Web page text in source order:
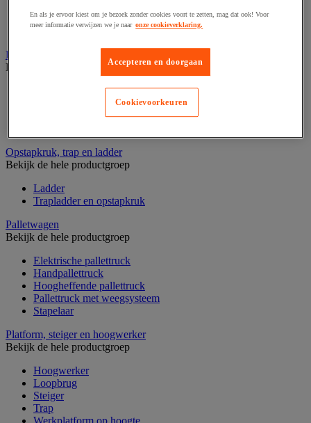
Koppeling en verluchtingskoker
Rook afzuigkap
Laboratoriummeubilair
Bekijk de hele productgroep
Accessoires voor laboratoria
Laboratoriumladekast
Opstapkruk, trap en ladder
Bekijk de hele productgroep
Ladder
Trapladder en opstapkruk
Palletwagen
Bekijk de hele productgroep
Elektrische pallettruck
Handpallettruck
Hoogheffende pallettruck
Pallettruck met weegsysteem
Stapelaar
Platform, steiger en hoogwerker
Bekijk de hele productgroep
Hoogwerker
Loopbrug
Steiger
Trap
Werkplatform op hoogte
En als je ervoor kiest om je bezoek zonder cookies voort te zetten, mag dat ook! Voor
meer informatie verwijzen we je naar onze cookieverklaring.
Accepteren en doorgaan
Cookievoorkeuren